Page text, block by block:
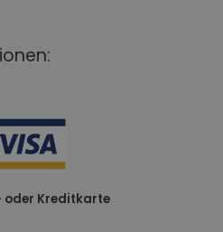
oder Kreditkarte